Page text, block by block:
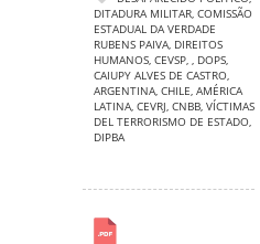
DITADURA MILITAR, COMISSÃO
ESTADUAL DA VERDADE
RUBENS PAIVA, DIREITOS
HUMANOS, CEVSP, , DOPS,
CAIUPY ALVES DE CASTRO,
ARGENTINA, CHILE, AMÉRICA
LATINA, CEVRJ, CNBB, VÍCTIMAS
DEL TERRORISMO DE ESTADO,
DIPBA